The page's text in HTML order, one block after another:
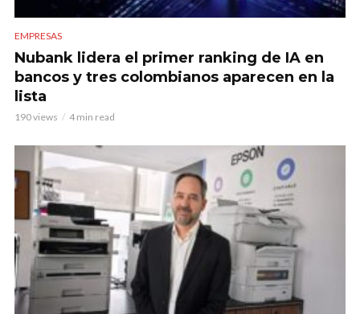
EMPRESAS
Nubank lidera el primer ranking de IA en
bancos y tres colombianos aparecen en la
lista
190 views 4 min read